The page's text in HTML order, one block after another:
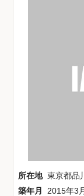
所在地 東京都品
築年月
2015年3